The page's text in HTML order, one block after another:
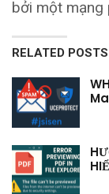
bởi một mạng
RELATED POSTS